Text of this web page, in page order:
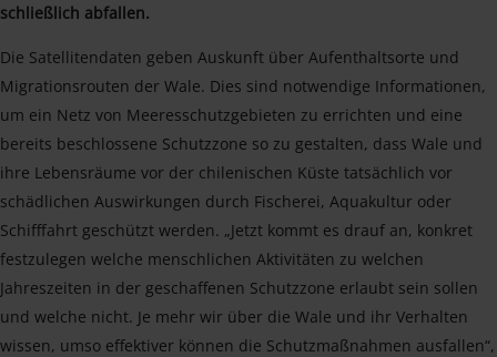
schließlich abfallen.
Die Satellitendaten geben Auskunft über Aufenthaltsorte und
Migrationsrouten der Wale. Dies sind notwendige Informationen,
um ein Netz von Meeresschutzgebieten zu errichten und eine
bereits beschlossene Schutzzone so zu gestalten, dass Wale und
ihre Lebensräume vor der chilenischen Küste tatsächlich vor
schädlichen Auswirkungen durch Fischerei, Aquakultur oder
Schifffahrt geschützt werden. „Jetzt kommt es drauf an, konkret
festzulegen welche menschlichen Aktivitäten zu welchen
Jahreszeiten in der geschaffenen Schutzzone erlaubt sein sollen
und welche nicht. Je mehr wir über die Wale und ihr Verhalten
wissen, umso effektiver können die Schutzmaßnahmen ausfallen“,